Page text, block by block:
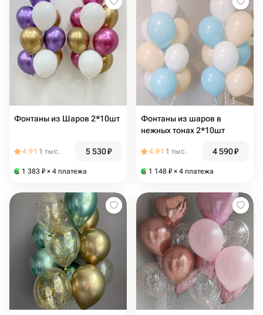
Фонтаны из Шаров 2*10шт
4.91 1 тыс. 5 530₽
1 383 ₽ × 4 платежа
Фонтаны из шаров в
нежных тонах 2*10шт
4.91 1 тыс. 4 590₽
1 148 ₽ × 4 платежа